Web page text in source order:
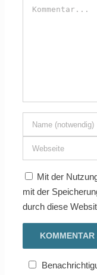
Mit der
mit der
durch diese